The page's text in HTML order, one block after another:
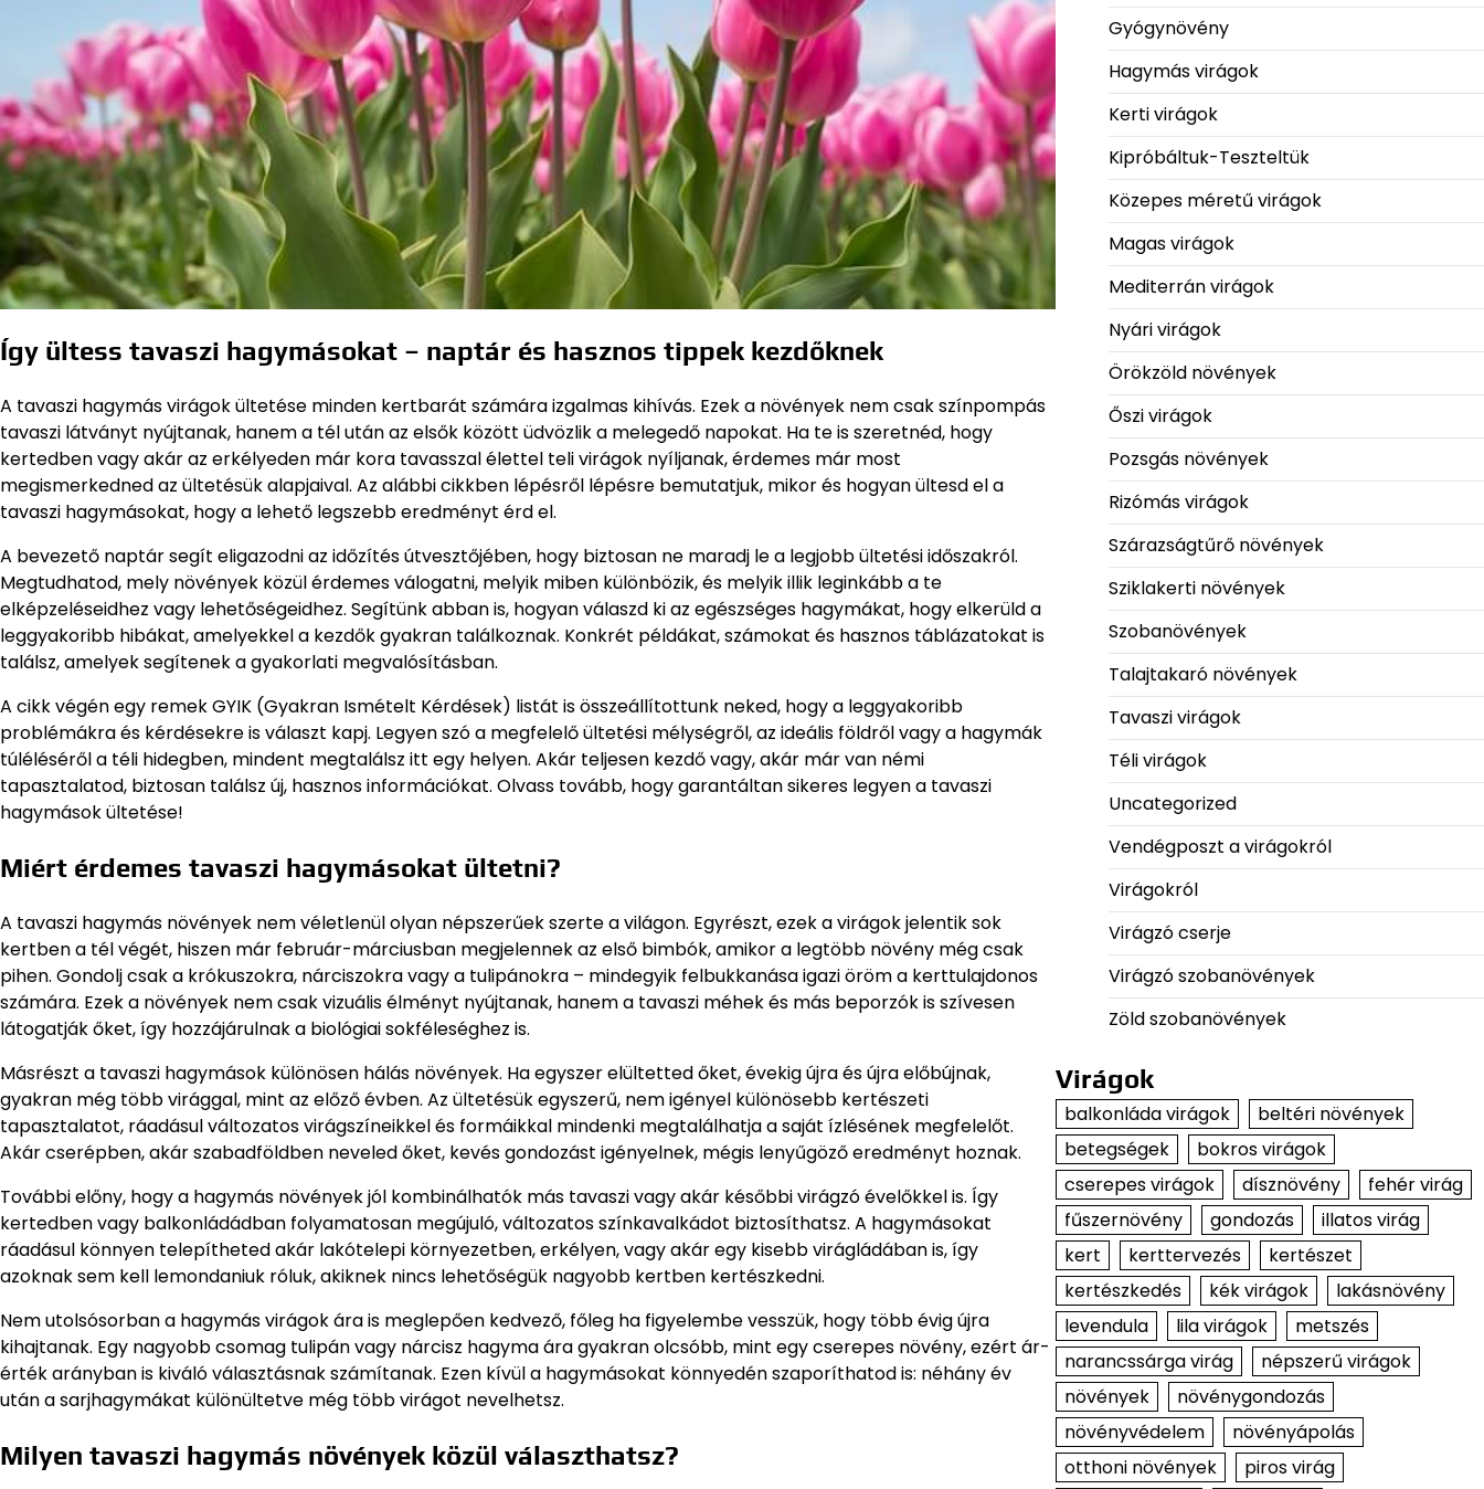
Így ültess tavaszi hagymásokat – naptár és hasznos tippek kezdőknek
A tavaszi hagymás virágok ültetése minden kertbarát számára izgalmas kihívás. Ezek a növények nem csak színpompás
tavaszi látványt nyújtanak, hanem a tél után az elsők között üdvözlik a melegedő napokat. Ha te is szeretnéd, hogy
kertedben vagy akár az erkélyeden már kora tavasszal élettel teli virágok nyíljanak, érdemes már most
megismerkedned az ültetésük alapjaival. Az alábbi cikkben lépésről lépésre bemutatjuk, mikor és hogyan ültesd el a
tavaszi hagymásokat, hogy a lehető legszebb eredményt érd el.
A bevezető naptár segít eligazodni az időzítés útvesztőjében, hogy biztosan ne maradj le a legjobb ültetési időszakról.
Megtudhatod, mely növények közül érdemes válogatni, melyik miben különbözik, és melyik illik leginkább a te
elképzeléseidhez vagy lehetőségeidhez. Segítünk abban is, hogyan válaszd ki az egészséges hagymákat, hogy elkerüld a
leggyakoribb hibákat, amelyekkel a kezdők gyakran találkoznak. Konkrét példákat, számokat és hasznos táblázatokat is
találsz, amelyek segítenek a gyakorlati megvalósításban.
A cikk végén egy remek GYIK (Gyakran Ismételt Kérdések) listát is összeállítottunk neked, hogy a leggyakoribb
problémákra és kérdésekre is választ kapj. Legyen szó a megfelelő ültetési mélységről, az ideális földről vagy a hagymák
túléléséről a téli hidegben, mindent megtalálsz itt egy helyen. Akár teljesen kezdő vagy, akár már van némi
tapasztalatod, biztosan találsz új, hasznos információkat. Olvass tovább, hogy garantáltan sikeres legyen a tavaszi
hagymások ültetése!
Miért érdemes tavaszi hagymásokat ültetni?
A tavaszi hagymás növények nem véletlenül olyan népszerűek szerte a világon. Egyrészt, ezek a virágok jelentik sok
kertben a tél végét, hiszen már február-márciusban megjelennek az első bimbók, amikor a legtöbb növény még csak
pihen. Gondolj csak a krókuszokra, nárciszokra vagy a tulipánokra – mindegyik felbukkanása igazi öröm a kerttulajdonos
számára. Ezek a növények nem csak vizuális élményt nyújtanak, hanem a tavaszi méhek és más beporzók is szívesen
látogatják őket, így hozzájárulnak a biológiai sokféleséghez is.
Másrészt a tavaszi hagymások különösen hálás növények. Ha egyszer elültetted őket, évekig újra és újra előbújnak,
gyakran még több virággal, mint az előző évben. Az ültetésük egyszerű, nem igényel különösebb kertészeti
tapasztalatot, ráadásul változatos virágszíneikkel és formáikkal mindenki megtalálhatja a saját ízlésének megfelelőt.
Akár cserépben, akár szabadföldben neveled őket, kevés gondozást igényelnek, mégis lenyűgöző eredményt hoznak.
További előny, hogy a hagymás növények jól kombinálhatók más tavaszi vagy akár későbbi virágzó évelőkkel is. Így
kertedben vagy balkonládádban folyamatosan megújuló, változatos színkavalkádot biztosíthatsz. A hagymásokat
ráadásul könnyen telepítheted akár lakótelepi környezetben, erkélyen, vagy akár egy kisebb virágládában is, így
azoknak sem kell lemondaniuk róluk, akiknek nincs lehetőségük nagyobb kertben kertészkedni.
Nem utolsósorban a hagymás virágok ára is meglepően kedvező, főleg ha figyelembe vesszük, hogy több évig újra
kihajtanak. Egy nagyobb csomag tulipán vagy nárcisz hagyma ára gyakran olcsóbb, mint egy cserepes növény, ezért ár-
érték arányban is kiváló választásnak számítanak. Ezen kívül a hagymásokat könnyedén szaporíthatod is: néhány év
után a sarjhagymákat különültetve még több virágot nevelhetsz.
Milyen tavaszi hagymás növények közül választhatsz?
Gyógynövény
Hagymás virágok
Kerti virágok
Kipróbáltuk-Teszteltük
Közepes méretű virágok
Magas virágok
Mediterrán virágok
Nyári virágok
Örökzöld növények
Őszi virágok
Pozsgás növények
Rizómás virágok
Szárazságtűrő növények
Sziklakerti növények
Szobanövények
Talajtakaró növények
Tavaszi virágok
Téli virágok
Uncategorized
Vendégposzt a virágokról
Virágokról
Virágzó cserje
Virágzó szobanövények
Zöld szobanövények
Virágok
balkonláda virágok
beltéri növények
betegségek
bokros virágok
cserepes virágok
dísznövény
fehér virág
fűszernövény
gondozás
illatos virág
kert
kerttervezés
kertészet
kertészkedés
kék virágok
lakásnövény
levendula
lila virágok
metszés
narancssárga virág
népszerű virágok
növények
növénygondozás
növényvédelem
növényápolás
otthoni növények
piros virág